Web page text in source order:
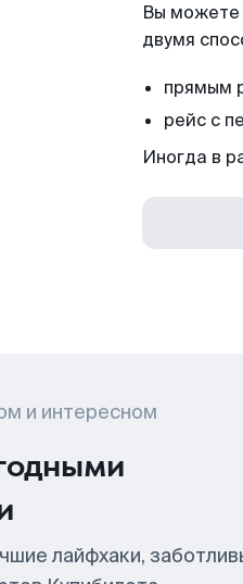
Вы можете
двумя
прямым
рейс с
Иногда в
и интересном
лайфхаки,